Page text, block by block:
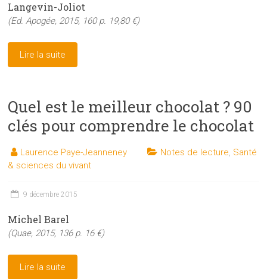
Langevin-Joliot
(Ed. Apogée, 2015, 160 p. 19,80 €)
Lire la suite
Quel est le meilleur chocolat ? 90
clés pour comprendre le chocolat
Laurence Paye-Jeanneney Notes de lecture, Santé
& sciences du vivant
9 décembre 2015
Michel Barel
(Quae, 2015, 136 p. 16 €)
Lire la suite